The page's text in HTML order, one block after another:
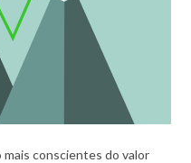
mais conscientes do valor